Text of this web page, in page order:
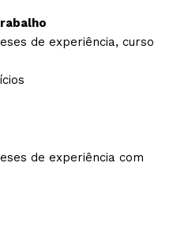
de experiência, curso
de experiência com